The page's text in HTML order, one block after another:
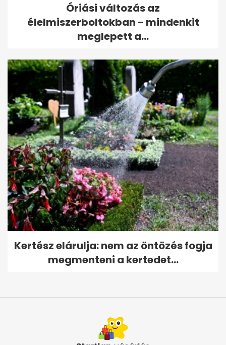
Óriási változás az
élelmiszerboltokban - mindenkit
meglepett a...
Kertész elárulja: nem az öntözés fogja
megmenteni a kertedet...